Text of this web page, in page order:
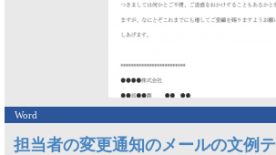
Word
担当者の変更通知のメールの文例